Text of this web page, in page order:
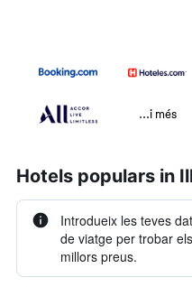
...i més
Hotels populars in
Introdueix les teves
de viatge per trobar els
millors preus.